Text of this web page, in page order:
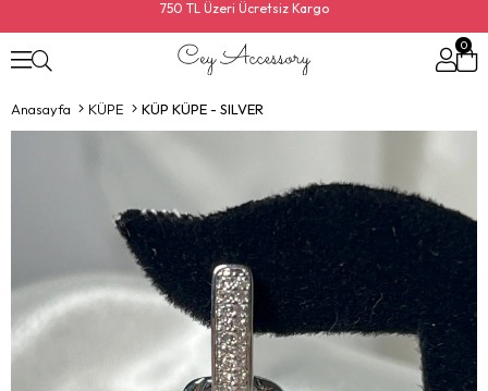
750 TL Üzeri Ücretsiz Kargo
0
Anasayfa KÜPE KÜP KÜPE - SILVER